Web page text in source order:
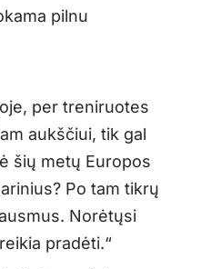
pilnu
per treniruotes
aukščiui, tik gal
šių metų Europos
Po tam tikrų
Norėtųsi
pradėti.“